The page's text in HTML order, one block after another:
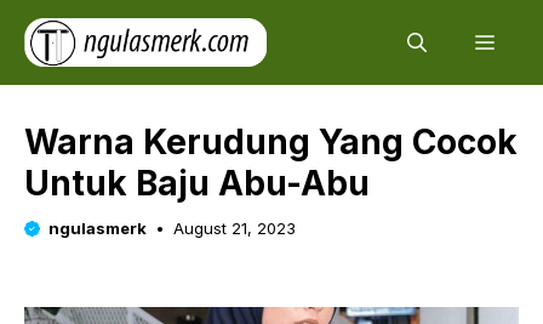
Skip
content
Warna Kerudung Yang Cocok
Untuk Baju Abu-Abu
ngulasmerk August 21, 2023